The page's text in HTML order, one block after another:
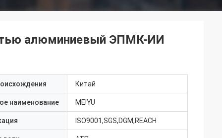
алюминиевый ЭПМК-ИИ
Китай
наименование MEIYU
ISO9001,SGS,DGM,REACH